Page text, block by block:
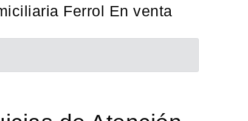
Ferrol En venta